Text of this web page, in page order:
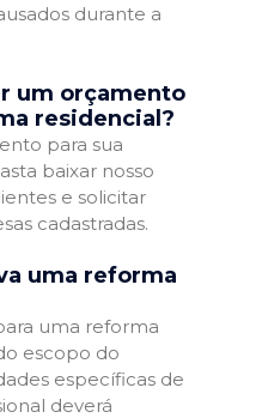
durante a
um orçamento
residencial?
para sua
baixar nosso
e solicitar
cadastradas.
uma reforma
uma reforma
escopo do
específicas de
deverá